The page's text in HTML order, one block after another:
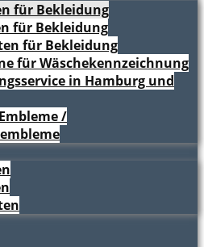
für Bekleidung
für Bekleidung
für Bekleidung
für Wäschekennzeichnung
in Hamburg und
/